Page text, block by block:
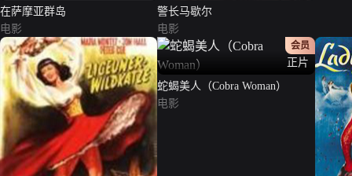
在萨摩亚群岛
电影
警长马歇尔
电影
正片
会员
蛇蝎美人（Cobra Woman）
电影